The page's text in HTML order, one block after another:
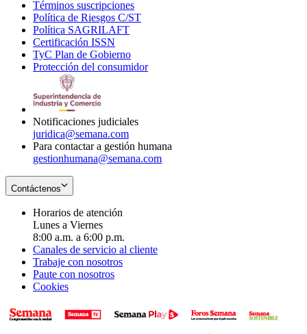
new
window
Términos suscripciones
in
Política de Riesgos C/ST
Política SAGRILAFT
new
window
Certificación ISSN
in
new
TyC Plan de Gobierno
in
Protección del consumidorOpens
Notificaciones judiciales
juridica@semana.com
Para contactar a gestión humana
gestionhumana@semana.com
Contáctenos
Horarios de atención
Lunes a Viernes
8:00 a.m. a 6:00 p.m.
Canales de servicio al cliente
Trabaje con nosotros
Paute con nosotros
Cookies